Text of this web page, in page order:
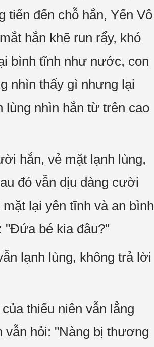
tiến đến chỗ hắn, Yến Vô
hắn khẽ run rẩy, khó
bình tĩnh như nước, con
nhìn thấy gì nhưng lại
lùng nhìn hắn từ trên cao
hắn, vẻ mặt lạnh lùng,
đó vẫn dịu dàng cười
lại yên tĩnh và an bình
"Đứa bé kia đâu?"
lạnh lùng, không trả lời
thiếu niên vẫn lẳng
vẫn hỏi: "Nàng bị thương